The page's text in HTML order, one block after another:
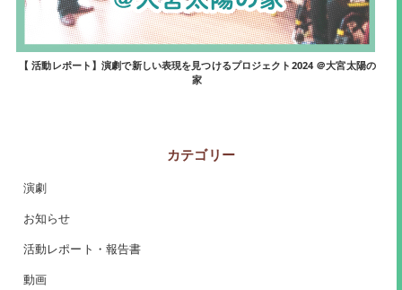
【 活動レポート】演劇で新しい表現を見つけるプロジェクト2024 ＠大宮太陽の
家
カテゴリー
演劇
お知らせ
活動レポート・報告書
動画